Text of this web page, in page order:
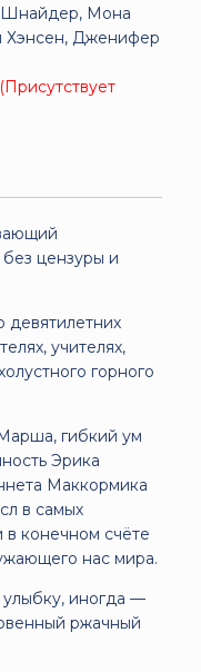
Шнайдер, Мона
Хэнсен, Дженифер
(Присутствует
цензуры и
девятилетних
учителях,
горного
гибкий ум
Эрика
Маккормика
в самых
в конечном счёте
нас мира.
иногда —
ржачный